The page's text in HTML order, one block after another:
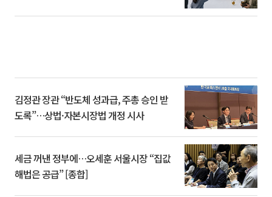
김정관 장관 “반도체 성과급, 주총 승인 받
도록”…상법·자본시장법 개정 시사
세금 꺼낸 정부에…오세훈 서울시장 “집값
해법은 공급” [종합]